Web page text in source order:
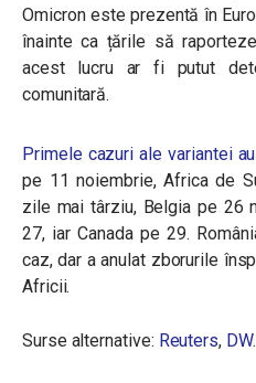
Omicron este prezentă în
înainte ca țările să
acest lucru ar fi putut
comunitară.
Primele cazuri ale variantei
pe 11 noiembrie, Africa de
zile mai târziu, Belgia pe 26
27, iar Canada pe 29.
caz, dar a anulat zborurile
Africii.
Surse alternative: Reuters, DW.